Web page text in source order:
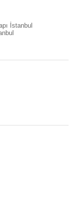
İstanbul